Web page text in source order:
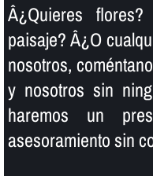
Â¿Quieres
paisaje? Â¿O
nosotros,
y nosotros sin
haremos un
asesoramiento sin